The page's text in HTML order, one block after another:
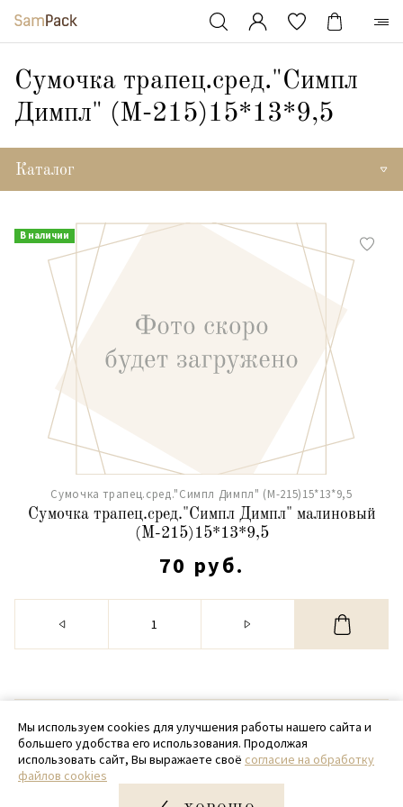
Сумочка трапец.сред."Симпл
Димпл" (М-215)15*13*9,5
Каталог
В наличии
Сумочка трапец.сред."Симпл Димпл" (М-215)15*13*9,5
Сумочка трапец.сред."Симпл Димпл" малиновый
(М-215)15*13*9,5
70 руб.
© 2020 - 2026 SamPack
+ 7 (918) 699-97-87
zakaz@sampack.store
Мы используем cookies для улучшения работы нашего сайта и
большего удобства его использования. Продолжая
использовать сайт, Вы выражаете своё согласие на обработку
файлов cookies